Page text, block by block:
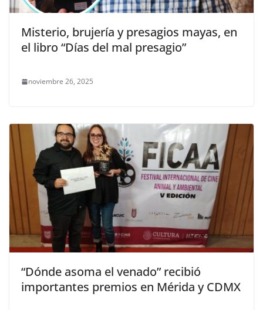
Misterio, brujería y presagios mayas, en
el libro “Días del mal presagio”
noviembre 26, 2025
“Dónde asoma el venado” recibió
importantes premios en Mérida y CDMX